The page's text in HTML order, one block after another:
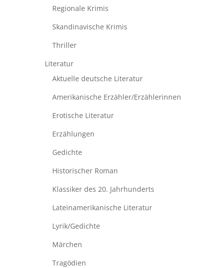
Regionale Krimis
Skandinavische Krimis
Thriller
Literatur
Aktuelle deutsche Literatur
Amerikanische Erzähler/Erzählerinnen
Erotische Literatur
Erzählungen
Gedichte
Historischer Roman
Klassiker des 20. Jahrhunderts
Lateinamerikanische Literatur
Lyrik/Gedichte
Märchen
Tragödien